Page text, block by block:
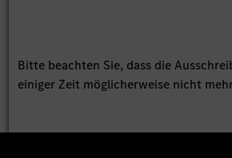
Bitte beachten Sie, dass die
einiger Zeit möglicherweise nicht